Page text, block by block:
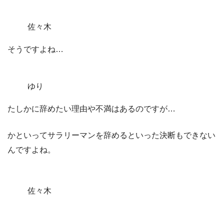
佐々木
そうですよね…
ゆり
たしかに辞めたい理由や不満はあるのですが…
かといってサラリーマンを辞めるといった決断もできない
んですよね。
佐々木